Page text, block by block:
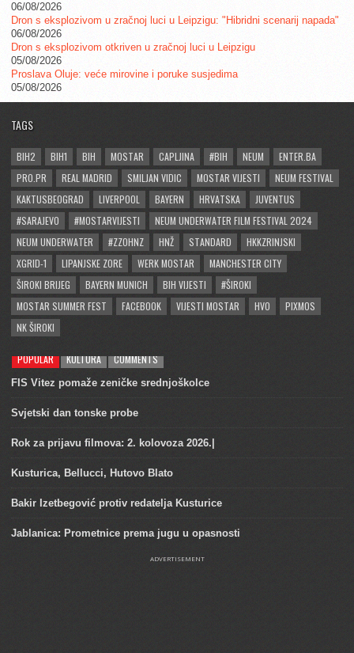
06/08/2026
Dron s eksplozivom u zračnoj luci u Leipzigu: "Hibridni scenarij napada"
06/08/2026
Dron s eksplozivom otkriven u zračnoj luci u Leipzigu
05/08/2026
Proslava Oluje: veće mirovine i poruke susjedima
05/08/2026
TAGS
BIH2 BIH1 BIH MOSTAR CAPLJINA #BIH NEUM
ENTER.BA
PRO.PR
REAL MADRID SMILJAN VIDIC MOSTAR VIJESTI
NEUM FESTIVAL
KAKTUSBEOGRAD
LIVERPOOL BAYERN HRVATSKA
JUVENTUS
#SARAJEVO
#MOSTARVIJESTI
NEUM UNDERWATER FILM FESTIVAL 2024
NEUM UNDERWATER
#ZZOHNZ HNŽ STANDARD
HKKZRINJSKI
XGRID-1
LIPANJSKE ZORE WERK MOSTAR
MANCHESTER CITY
ŠIROKI BRIJEG
BAYERN MUNICH BIH VIJESTI
#ŠIROKI
MOSTAR SUMMER FEST
FACEBOOK VIJESTI MOSTAR HVO
PIXMOS
NK ŠIROKI
POPULAR KULTURA COMMENTS
FIS Vitez pomaže zeničke srednjoškolce
Svjetski dan tonske probe
Rok za prijavu filmova: 2. kolovoza 2026.|
Kusturica, Bellucci, Hutovo Blato
Bakir Izetbegović protiv redatelja Kusturice
Jablanica: Prometnice prema jugu u opasnosti
ADVERTISEMENT